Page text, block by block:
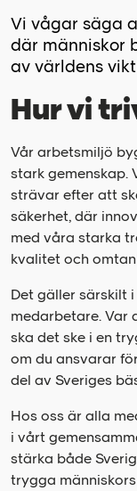
Vi vågar säga
där människor
av världens
Hur vi
Vår arbetsmiljö
stark gemenskap.
strävar efter att
säkerhet, där
med våra starka
kvalitet och
Det gäller särskilt
medarbetare. Var
ska det ske i en
om du ansvarar
del av Sveriges
Hos oss är alla
i vårt
stärka både
trygga